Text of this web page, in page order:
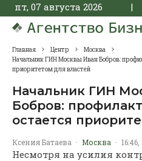
пт, 07 августа 2026 |
Главная Центр
Москва
Начальник ГИН Москвы Иван Бобров:
приоритетом для властей
Начальник ГИН
Бобров:
остается
Ксения Батаева · Москва ·
Несмотря на усилия